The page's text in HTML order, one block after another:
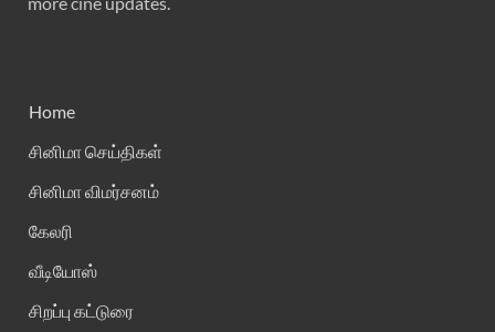
Home
சினிமா செய்திகள்
சினிமா விமர்சனம்
கேலரி
வீடியோஸ்
சிறப்பு கட்டுரை